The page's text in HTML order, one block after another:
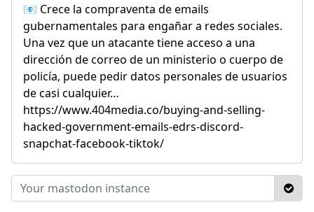
📧 Crece la compraventa de emails
gubernamentales para engañar a redes sociales.
Una vez que un atacante tiene acceso a una
dirección de correo de un ministerio o cuerpo de
policía, puede pedir datos personales de usuarios
de casi cualquier…
https://www.404media.co/buying-and-selling-
hacked-government-emails-edrs-discord-
snapchat-facebook-tiktok/